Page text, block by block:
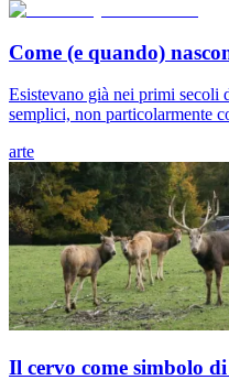
Come (e quando)
Esistevano già nei primi secoli
semplici, non particolarmente
arte
Il cervo come simbolo